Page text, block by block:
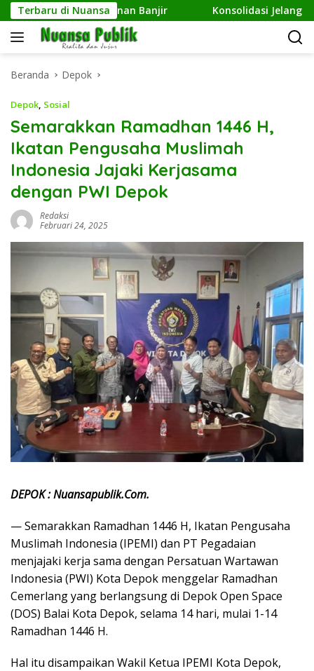
Langsung
ke
konten
Terbaru di Nuansa
Penanganan Banjir Konsolidasi Jelang Musda,
Beranda Depok
Depok, Sosial
Semarakkan Ramadhan 1446 H,
Ikatan Pengusaha Muslimah
Indonesia Jajaki Kerjasama
dengan PWI Depok
Redaksi
Februari 24, 2025
DEPOK : Nuansapublik.Com.
— Semarakkan Ramadhan 1446 H, Ikatan Pengusaha
Muslimah Indonesia (IPEMI) dan PT Pegadaian
menjajaki kerja sama dengan Persatuan Wartawan
Indonesia (PWI) Kota Depok menggelar Ramadhan
Cemerlang yang berlangsung di Depok Open Space
(DOS) Balai Kota Depok, selama 14 hari, mulai 1-14
Ramadhan 1446 H.
Hal itu disampaikan Wakil Ketua IPEMI Kota Depok,